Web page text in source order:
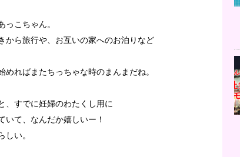
っこちゃん。
から旅行や、お互いの家へのお泊りなど
ればまたちっちゃな時のまんまだね。
、すでに妊婦のわたくし用に
いて、なんだか嬉しいー！
い。